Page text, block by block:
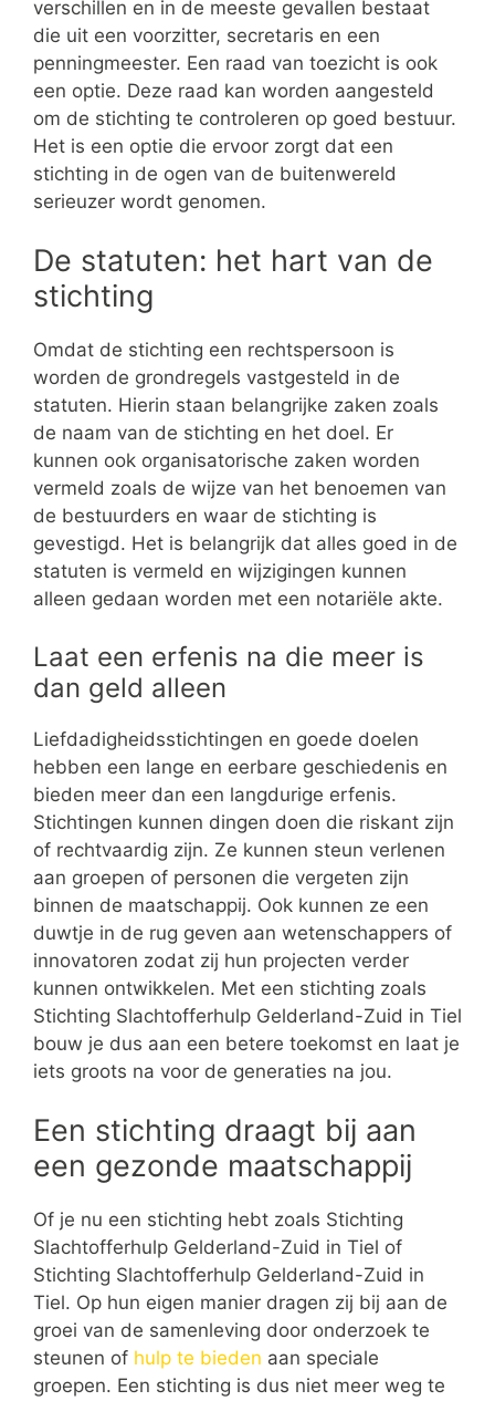
verschillen en in de meeste gevallen bestaat
die uit een voorzitter, secretaris en een
penningmeester. Een raad van toezicht is ook
een optie. Deze raad kan worden aangesteld
om de stichting te controleren op goed bestuur.
Het is een optie die ervoor zorgt dat een
stichting in de ogen van de buitenwereld
serieuzer wordt genomen.
De statuten: het hart van de
stichting
Omdat de stichting een rechtspersoon is
worden de grondregels vastgesteld in de
statuten. Hierin staan belangrijke zaken zoals
de naam van de stichting en het doel. Er
kunnen ook organisatorische zaken worden
vermeld zoals de wijze van het benoemen van
de bestuurders en waar de stichting is
gevestigd. Het is belangrijk dat alles goed in de
statuten is vermeld en wijzigingen kunnen
alleen gedaan worden met een notariële akte.
Laat een erfenis na die meer is
dan geld alleen
Liefdadigheidsstichtingen en goede doelen
hebben een lange en eerbare geschiedenis en
bieden meer dan een langdurige erfenis.
Stichtingen kunnen dingen doen die riskant zijn
of rechtvaardig zijn. Ze kunnen steun verlenen
aan groepen of personen die vergeten zijn
binnen de maatschappij. Ook kunnen ze een
duwtje in de rug geven aan wetenschappers of
innovatoren zodat zij hun projecten verder
kunnen ontwikkelen. Met een stichting zoals
Stichting Slachtofferhulp Gelderland-Zuid in Tiel
bouw je dus aan een betere toekomst en laat je
iets groots na voor de generaties na jou.
Een stichting draagt bij aan
een gezonde maatschappij
Of je nu een stichting hebt zoals Stichting
Slachtofferhulp Gelderland-Zuid in Tiel of
Stichting Slachtofferhulp Gelderland-Zuid in
Tiel. Op hun eigen manier dragen zij bij aan de
groei van de samenleving door onderzoek te
steunen of hulp te bieden aan speciale
groepen. Een stichting is dus niet meer weg te